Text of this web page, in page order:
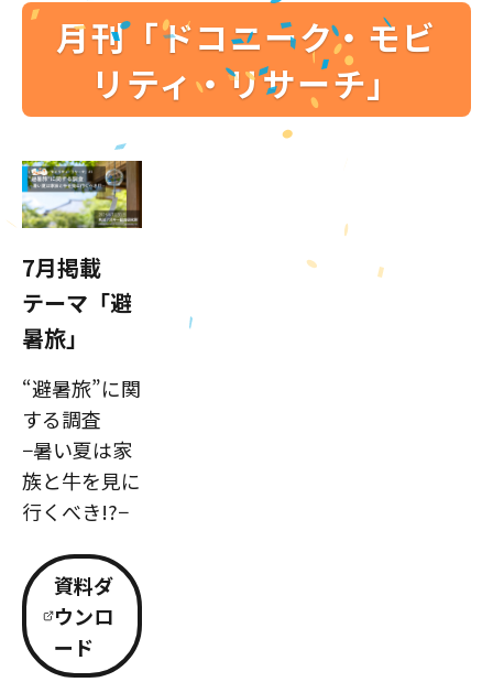
月刊「ドコニーク・モビ
リティ・リサーチ」
7月掲載
テーマ「避
暑旅」
“避暑旅”に関
する調査
−暑い夏は家
族と牛を見に
行くべき!?−
資料ダ
ウンロ
ード